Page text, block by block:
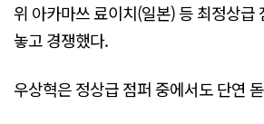
위 아카마쓰 료이치(일본) 등 최정상급
놓고 경쟁했다.
우상혁은 정상급 점퍼 중에서도 단연